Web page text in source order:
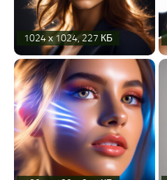
1024 х 1024, 227 КБ